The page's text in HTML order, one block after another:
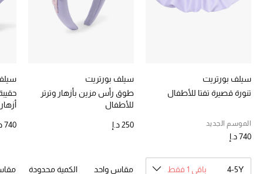
ركن أناقة المنتجعات
تشكيلة المناسبات للنساء
الحب للمحلي
سيلف بورتريت
تنورة قصيرة تفتا للأطفال
الموسم الجديد
740 د.إ
4-5Y باقي 1 فقط
سيلف بورتريت
طوق رأس مزين بأزهار وترتر
للأطفال
250 د.إ
مقاس واحد الكمية محدودة
740 د.إ